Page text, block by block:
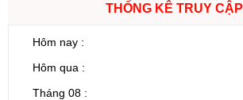
THỐNG KÊ TRUY CẬP
Hôm nay :
Hôm qua :
Tháng 08 :